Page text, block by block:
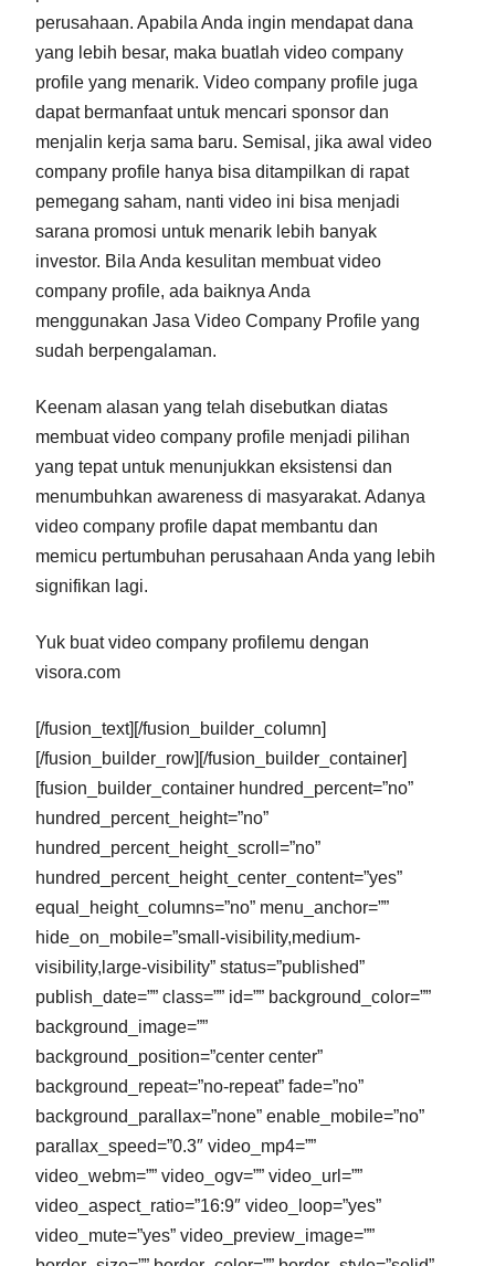
perusahaan. Apabila Anda ingin mendapat dana
yang lebih besar, maka buatlah video company
profile yang menarik. Video company profile juga
dapat bermanfaat untuk mencari sponsor dan
menjalin kerja sama baru. Semisal, jika awal video
company profile hanya bisa ditampilkan di rapat
pemegang saham, nanti video ini bisa menjadi
sarana promosi untuk menarik lebih banyak
investor. Bila Anda kesulitan membuat video
company profile, ada baiknya Anda
menggunakan Jasa Video Company Profile yang
sudah berpengalaman.
Keenam alasan yang telah disebutkan diatas
membuat video company profile menjadi pilihan
yang tepat untuk menunjukkan eksistensi dan
menumbuhkan awareness di masyarakat. Adanya
video company profile dapat membantu dan
memicu pertumbuhan perusahaan Anda yang lebih
signifikan lagi.
Yuk buat video company profilemu dengan
visora.com
[/fusion_text][/fusion_builder_column]
[/fusion_builder_row][/fusion_builder_container]
[fusion_builder_container hundred_percent=”no”
hundred_percent_height=”no”
hundred_percent_height_scroll=”no”
hundred_percent_height_center_content=”yes”
equal_height_columns=”no” menu_anchor=””
hide_on_mobile=”small-visibility,medium-
visibility,large-visibility” status=”published”
publish_date=”” class=”” id=”” background_color=””
background_image=””
background_position=”center center”
background_repeat=”no-repeat” fade=”no”
background_parallax=”none” enable_mobile=”no”
parallax_speed=”0.3″ video_mp4=””
video_webm=”” video_ogv=”” video_url=””
video_aspect_ratio=”16:9″ video_loop=”yes”
video_mute=”yes” video_preview_image=””